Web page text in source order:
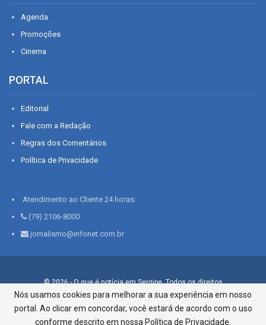
Agenda
Promoções
Cinema
PORTAL
Editorial
Fale com a Redação
Regras dos Comentários
Política de Privacidade
Atendimento ao Cliente 24 horas:
(79) 2106-8000
jornalismo@infonet.com.br
© 2026 - O que é notícia em Sergipe. Todos os direitos
reservados.
Infonet - Rua Monsenhor Silveira 276, Bairro São José |
Aracaju-SE, CEP 49015-030, Fone: 79.2106.8000 - CI Centro de
Nós usamos cookies para melhorar a sua experiência em nosso
portal. Ao clicar em concordar, você estará de acordo com o uso
conforme descrito em nossa Política de Privacidade.